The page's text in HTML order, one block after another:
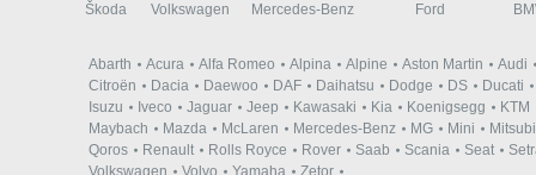
Škoda Volkswagen Mercedes-Benz Ford
Abarth Acura Alfa Romeo Alpina Alpine Aston Martin
Audi
Citroën
Dacia Daewoo DAF Daihatsu Dodge DS
Ducati
Isuzu
Iveco Jaguar Jeep Kawasaki Kia Koenigsegg
KTM
Maybach
Mazda McLaren Mercedes-Benz MG Mini
Qoros
Renault Rolls Royce Rover Saab Scania Seat
Volkswagen
Volvo Yamaha Zetor